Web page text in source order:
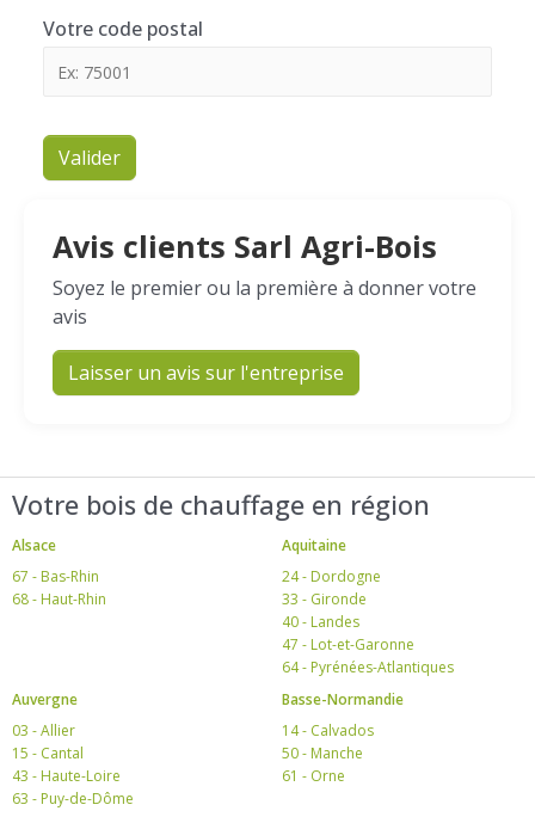
Votre code postal
Valider
Avis clients Sarl Agri-Bois
Soyez le premier ou la première à donner votre
avis
Laisser un avis sur l'entreprise
Votre bois de chauffage en région
Alsace
67 - Bas-Rhin
68 - Haut-Rhin
Aquitaine
24 - Dordogne
33 - Gironde
40 - Landes
47 - Lot-et-Garonne
64 - Pyrénées-Atlantiques
Auvergne
03 - Allier
15 - Cantal
43 - Haute-Loire
63 - Puy-de-Dôme
Basse-Normandie
14 - Calvados
50 - Manche
61 - Orne